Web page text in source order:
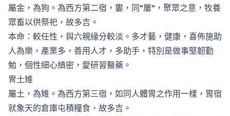
屬金，為狗。為西方第二宿，婁，同“屢”，聚眾之意，牧養
眾畜以供祭祀，故多吉。
本命：較任性，與六親緣分較淡。多才藝，健康，喜佈施助
人為樂，產業多，善用人才，多助手，特別是做事堅韌勤
勉，個性細心縝密，愛研習醫藥。
冑土雉
屬土，為雉。為西方第三宿，如同人體胃之作用一樣，胃宿
就象天的倉庫屯積糧食，故多吉。